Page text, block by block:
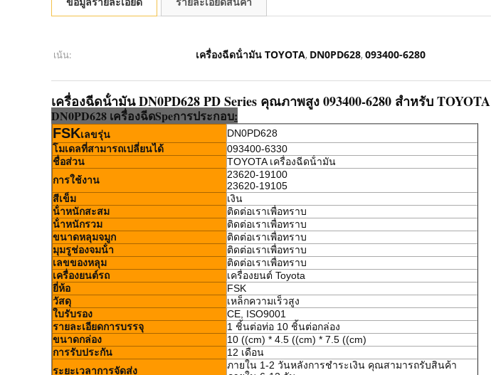
เน้น: เครื่องฉีดน้ํามัน TOYOTA, DN0PD628, 093400-6280
เครื่องฉีดน้ํามัน DN0PD628 PD Series คุณภาพสูง 093400-6280 สําหรับ TOYOTA
DN0PD628 เครื่องฉีดSpeการประกอบ:
FSKเลขรุ่น
DN0PD628
โมเดลที่สามารถเปลี่ยนได้
093400-6330
ชื่อส่วน
TOYOTA เครื่องฉีดน้ํามัน
การใช้งาน
23620-19100
23620-19105
สีเข็ม
เงิน
น้ําหนักสะสม
ติดต่อเราเพื่อทราบ
น้ําหนักรวม
ติดต่อเราเพื่อทราบ
ขนาดหลุมจมูก
ติดต่อเราเพื่อทราบ
มุมรูช่องจมน้ํา
ติดต่อเราเพื่อทราบ
เลขของหลุม
ติดต่อเราเพื่อทราบ
เครื่องยนต์รถ
เครื่องยนต์ Toyota
ยี่ห้อ
FSK
วัสดุ
เหล็กความเร็วสูง
ใบรับรอง
CE, ISO9001
รายละเอียดการบรรจุ
1 ชิ้นต่อท่อ 10 ชิ้นต่อกล่อง
ขนาดกล่อง
10 ((cm) * 4.5 ((cm) * 7.5 ((cm)
การรับประกัน
12 เดือน
ระยะเวลาการจัดส่ง
ภายใน 1-2 วันหลังการชําระเงิน คุณสามารถรับสินค้า